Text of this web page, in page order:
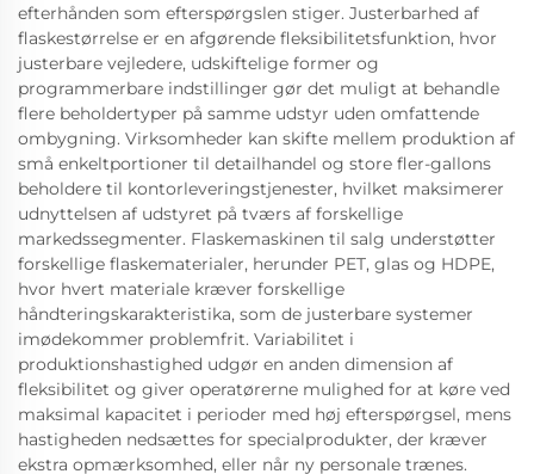
efterhånden som efterspørgslen stiger. Justerbarhed af
flaskestørrelse er en afgørende fleksibilitetsfunktion, hvor
justerbare vejledere, udskiftelige former og
programmerbare indstillinger gør det muligt at behandle
flere beholdertyper på samme udstyr uden omfattende
ombygning. Virksomheder kan skifte mellem produktion af
små enkeltportioner til detailhandel og store fler-gallons
beholdere til kontorleveringstjenester, hvilket maksimerer
udnyttelsen af udstyret på tværs af forskellige
markedssegmenter. Flaskemaskinen til salg understøtter
forskellige flaskematerialer, herunder PET, glas og HDPE,
hvor hvert materiale kræver forskellige
håndteringskarakteristika, som de justerbare systemer
imødekommer problemfrit. Variabilitet i
produktionshastighed udgør en anden dimension af
fleksibilitet og giver operatørerne mulighed for at køre ved
maksimal kapacitet i perioder med høj efterspørgsel, mens
hastigheden nedsættes for specialprodukter, der kræver
ekstra opmærksomhed, eller når ny personale trænes.